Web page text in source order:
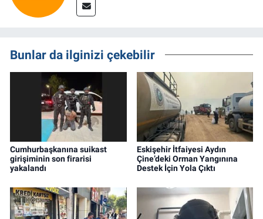
Bunlar da ilginizi çekebilir
Cumhurbaşkanına suikast
girişiminin son firarisi
yakalandı
Eskişehir İtfaiyesi Aydın
Çine’deki Orman Yangınına
Destek İçin Yola Çıktı